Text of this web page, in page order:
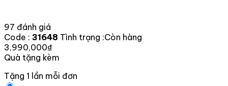
97 đánh giá
Code : 31648 Tình trạng :Còn hàng
3,990,000₫
Quà tặng kèm
Tặng 1 lần mỗi đơn